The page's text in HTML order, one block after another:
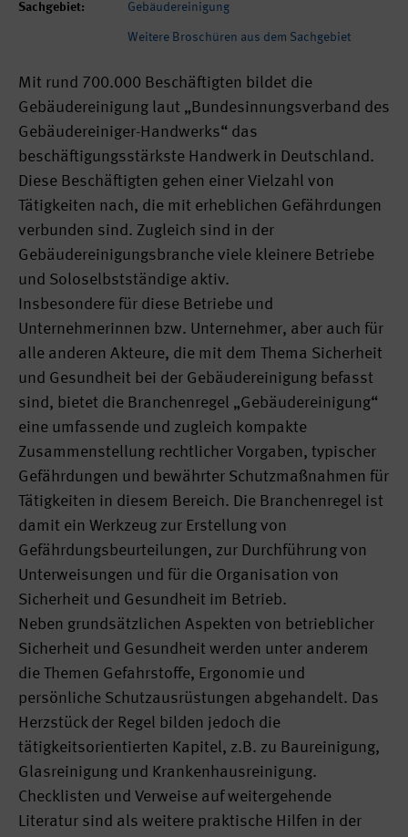
Sachgebiet:
Gebäudereinigung
Weitere Broschüren aus dem Sachgebiet
Mit rund 700.000 Beschäftigten bildet die
Gebäudereinigung laut „Bundesinnungsverband des
Gebäudereiniger-Handwerks“ das
beschäftigungsstärkste Handwerk in Deutschland.
Diese Beschäftigten gehen einer Vielzahl von
Tätigkeiten nach, die mit erheblichen Gefährdungen
verbunden sind. Zugleich sind in der
Gebäudereinigungsbranche viele kleinere Betriebe
und Soloselbstständige aktiv.
Insbesondere für diese Betriebe und
Unternehmerinnen bzw. Unternehmer, aber auch für
alle anderen Akteure, die mit dem Thema Sicherheit
und Gesundheit bei der Gebäudereinigung befasst
sind, bietet die Branchenregel „Gebäudereinigung“
eine umfassende und zugleich kompakte
Zusammenstellung rechtlicher Vorgaben, typischer
Gefährdungen und bewährter Schutzmaßnahmen für
Tätigkeiten in diesem Bereich. Die Branchenregel ist
damit ein Werkzeug zur Erstellung von
Gefährdungsbeurteilungen, zur Durchführung von
Unterweisungen und für die Organisation von
Sicherheit und Gesundheit im Betrieb.
Neben grundsätzlichen Aspekten von betrieblicher
Sicherheit und Gesundheit werden unter anderem
die Themen Gefahrstoffe, Ergonomie und
persönliche Schutzausrüstungen abgehandelt. Das
Herzstück der Regel bilden jedoch die
tätigkeitsorientierten Kapitel, z.B. zu Baureinigung,
Glasreinigung und Krankenhausreinigung.
Checklisten und Verweise auf weitergehende
Literatur sind als weitere praktische Hilfen in der